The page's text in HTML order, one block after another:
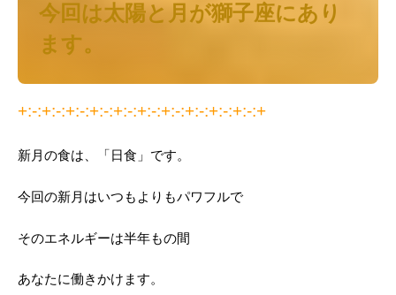
今回は太陽と月が獅子座にあり
ます。
+:-:+:-:+:-:+:-:+:-:+:-:+:-:+:-:+:-:+:-:+
新月の食は、「日食」です。
今回の新月はいつもよりもパワフルで
そのエネルギーは半年もの間
あなたに働きかけます。